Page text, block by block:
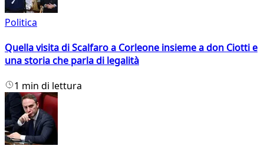
Politica
Quella visita di Scalfaro a Corleone insieme a don Ciotti e
una storia che parla di legalità
1 min di lettura